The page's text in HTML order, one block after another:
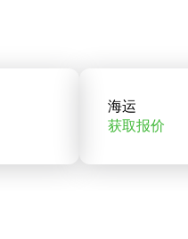
海运
获取报价